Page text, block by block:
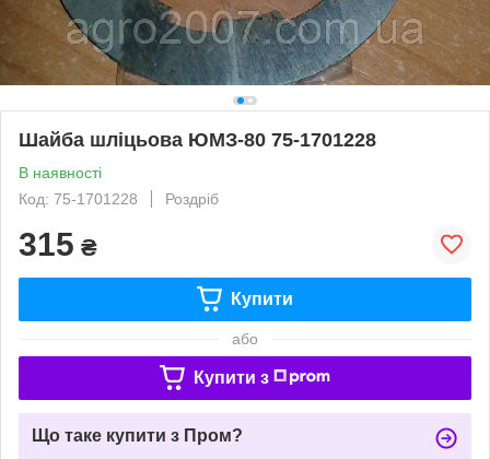
Шайба шліцьова ЮМЗ-80 75-1701228
В наявності
Код: 75-1701228
Роздріб
315 ₴
Купити
або
Купити з
Що таке купити з Пром?